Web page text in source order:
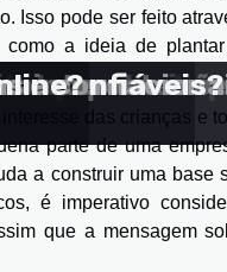
Isso pode ser feito
como a ideia de
das crianças e
parte de uma
a construir uma base
é imperativo
que a mensagem
apostas
suas
de apostas
e confiáveis?